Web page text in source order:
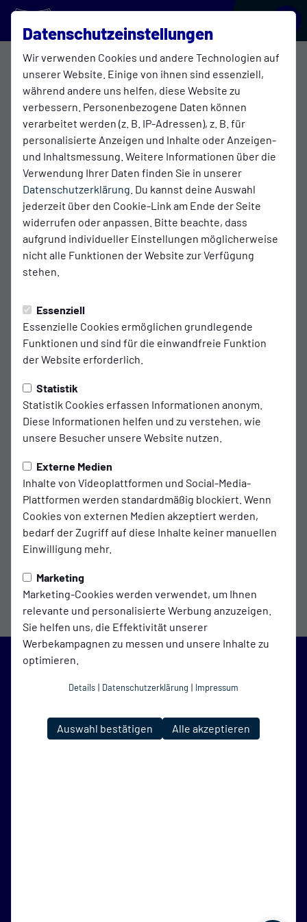
Datenschutzeinstellungen
Wir verwenden Cookies und andere Technologien auf
unserer Website. Einige von ihnen sind essenziell,
während andere uns helfen, diese Website zu
verbessern. Personenbezogene Daten können
verarbeitet werden (z. B. IP-Adressen), z. B. für
personalisierte Anzeigen und Inhalte oder Anzeigen-
und Inhaltsmessung. Weitere Informationen über die
Verwendung Ihrer Daten finden Sie in unserer
Datenschutzerklärung . Du kannst deine Auswahl
jederzeit über den Cookie-Link am Ende der Seite
widerrufen oder anpassen. Bitte beachte, dass
aufgrund individueller Einstellungen möglicherweise
nicht alle Funktionen der Website zur Verfügung
stehen.
Essenziell
Essenzielle Cookies ermöglichen grundlegende
Funktionen und sind für die einwandfreie Funktion
der Website erforderlich.
Statistik
Statistik Cookies erfassen Informationen anonym.
Diese Informationen helfen und zu verstehen, wie
unsere Besucher unsere Website nutzen.
Externe Medien
Inhalte von Videoplattformen und Social-Media-
Plattformen werden standardmäßig blockiert. Wenn
Cookies von externen Medien akzeptiert werden,
bedarf der Zugriff auf diese Inhalte keiner manuellen
Einwilligung mehr.
Marketing
Marketing-Cookies werden verwendet, um Ihnen
relevante und personalisierte Werbung anzuzeigen.
Sie helfen uns, die Effektivität unserer
Werbekampagnen zu messen und unsere Inhalte zu
optimieren.
Details | Datenschutzerklärung | Impressum
Auswahl bestätigen Alle akzeptieren
F1 Jugend
Übersicht Funktionsteam Tabelle
Betreuer
Sebastian
Blau-Weiß Galgenmoor
auf Social Media folgen